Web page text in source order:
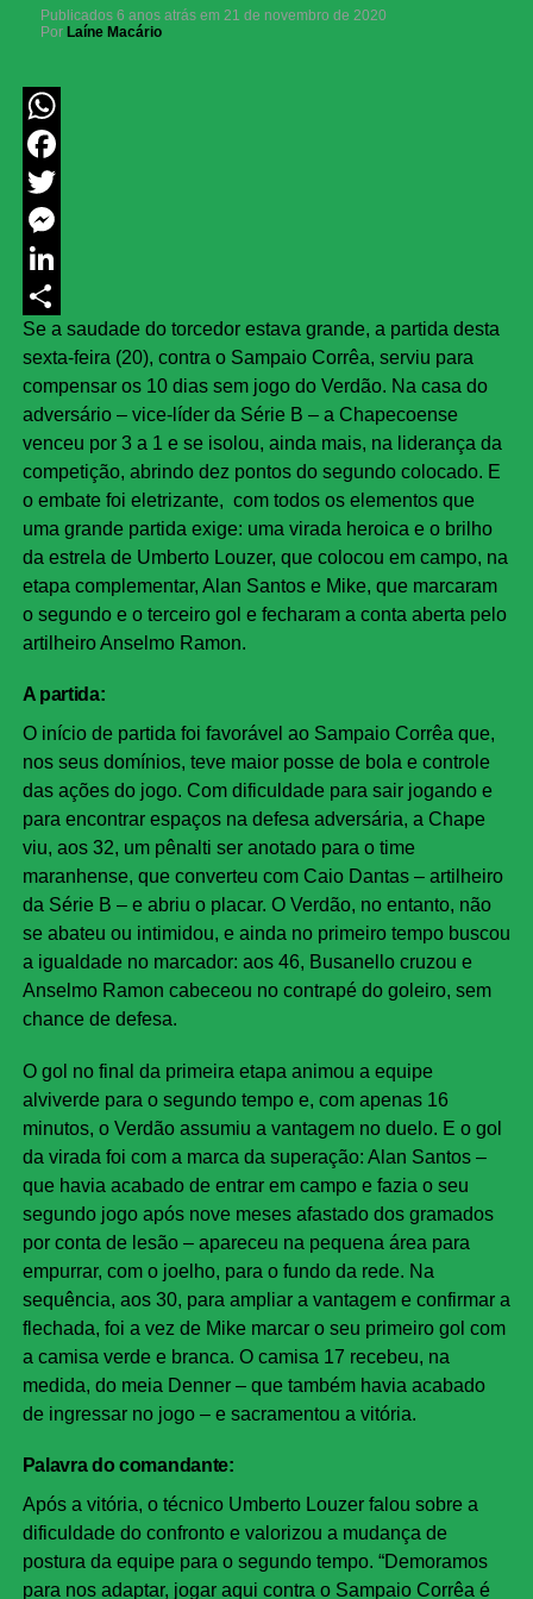
Publicados 6 anos atrás em 21 de novembro de 2020
Por Laíne Macário
WhatsApp
Facebook
Twitter
Messenger
LinkedIn
Share
Se a saudade do torcedor estava grande, a partida desta
sexta-feira (20), contra o Sampaio Corrêa, serviu para
compensar os 10 dias sem jogo do Verdão. Na casa do
adversário – vice-líder da Série B – a Chapecoense
venceu por 3 a 1 e se isolou, ainda mais, na liderança da
competição, abrindo dez pontos do segundo colocado. E
o embate foi eletrizante, com todos os elementos que
uma grande partida exige: uma virada heroica e o brilho
da estrela de Umberto Louzer, que colocou em campo, na
etapa complementar, Alan Santos e Mike, que marcaram
o segundo e o terceiro gol e fecharam a conta aberta pelo
artilheiro Anselmo Ramon.
A partida:
O início de partida foi favorável ao Sampaio Corrêa que,
nos seus domínios, teve maior posse de bola e controle
das ações do jogo. Com dificuldade para sair jogando e
para encontrar espaços na defesa adversária, a Chape
viu, aos 32, um pênalti ser anotado para o time
maranhense, que converteu com Caio Dantas – artilheiro
da Série B – e abriu o placar. O Verdão, no entanto, não
se abateu ou intimidou, e ainda no primeiro tempo buscou
a igualdade no marcador: aos 46, Busanello cruzou e
Anselmo Ramon cabeceou no contrapé do goleiro, sem
chance de defesa.
O gol no final da primeira etapa animou a equipe
alviverde para o segundo tempo e, com apenas 16
minutos, o Verdão assumiu a vantagem no duelo. E o gol
da virada foi com a marca da superação: Alan Santos –
que havia acabado de entrar em campo e fazia o seu
segundo jogo após nove meses afastado dos gramados
por conta de lesão – apareceu na pequena área para
empurrar, com o joelho, para o fundo da rede. Na
sequência, aos 30, para ampliar a vantagem e confirmar a
flechada, foi a vez de Mike marcar o seu primeiro gol com
a camisa verde e branca. O camisa 17 recebeu, na
medida, do meia Denner – que também havia acabado
de ingressar no jogo – e sacramentou a vitória.
Palavra do comandante:
Após a vitória, o técnico Umberto Louzer falou sobre a
dificuldade do confronto e valorizou a mudança de
postura da equipe para o segundo tempo. “Demoramos
para nos adaptar, jogar aqui contra o Sampaio Corrêa é